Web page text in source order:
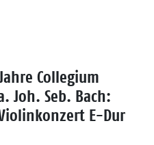
Collegium
Joh. Seb. Bach:
E-Dur